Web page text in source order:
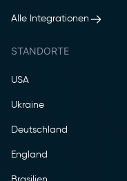
Alle Integrationen
STANDORTE
USA
Ukraine
Deutschland
England